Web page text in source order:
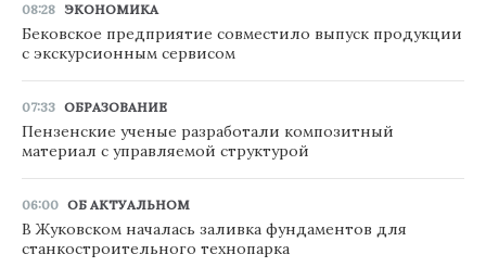
08:28 ЭКОНОМИКА
Бековское предприятие совместило выпуск продукции
с экскурсионным сервисом
07:33 ОБРАЗОВАНИЕ
Пензенские ученые разработали композитный
материал с управляемой структурой
06:00 ОБ АКТУАЛЬНОМ
В Жуковском началась заливка фундаментов для
станкостроительного технопарка